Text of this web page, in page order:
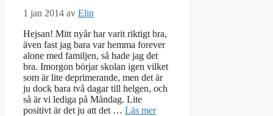
1 jan 2014 av Elin
Hejsan! Mitt nyår har varit riktigt bra,
även fast jag bara var hemma forever
alone med familjen, så hade jag det
bra. Imorgon börjar skolan igen vilket
som är lite deprimerande, men det är
ju dock bara två dagar till helgen, och
så är vi lediga på Måndag. Lite
positivt är det ju att det … Läs mer